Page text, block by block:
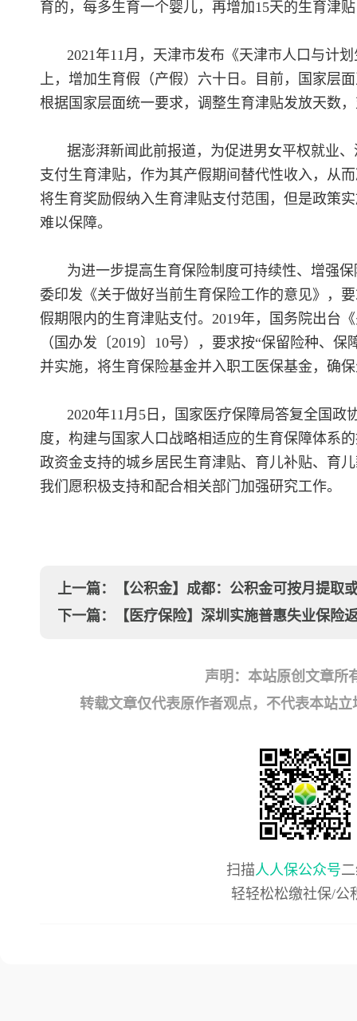
育的，每多生育一个婴儿，再增加15天的生育津
2021年11月，天津市发布《天津市人口与计
上，增加生育假（产假）六十日。目前，国家层
根据国家层面统一要求，调整生育津贴发放天数
据澎湃新闻此前报道，为促进男女平权就业
支付生育津贴，作为其产假期间替代性收入，从
将生育奖励假纳入生育津贴支付范围，但是政策
难以保障。
为进一步提高生育保险制度可持续性、增强
委印发《关于做好当前生育保险工作的意见》，
假期限内的生育津贴支付。2019年，国务院出台
（国办发〔2019〕10号），要求按“保留险种、
并实施，将生育保险基金并入职工医保基金，确
2020年11月5日，国家医疗保障局答复全国
度，构建与国家人口战略相适应的生育保障体系
政资金支持的城乡居民生育津贴、育儿补贴、育
我们愿积极支持和配合相关部门加强研究工作。
上一篇：
【公积金】成都：公积金可按月提取
下一篇：
【医疗保险】深圳实施普惠失业保险
声明：本站原创文章所
转载文章仅代表原作者观点，不代表本站
扫描人人保公众号
轻轻松松缴社保/公